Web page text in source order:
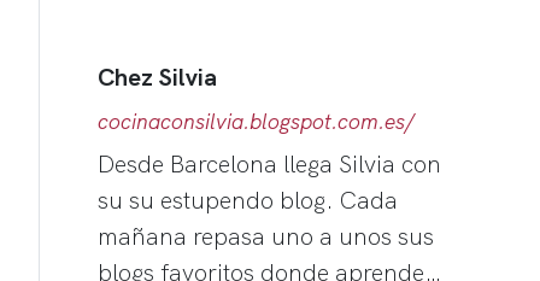
Chez Silvia
cocinaconsilvia.blogspot.com.es/
Desde Barcelona llega Silvia con
su su estupendo blog. Cada
mañana repasa uno a unos sus
blogs favoritos donde aprende…